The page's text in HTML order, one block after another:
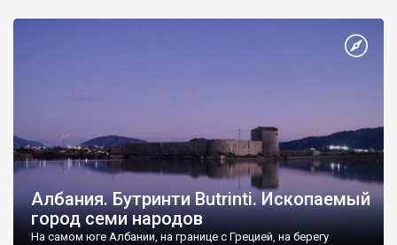
Албания. Бутринти Butrinti. Ископаемый
город семи народов
На самом юге Албании, на границе с Грецией, на берегу